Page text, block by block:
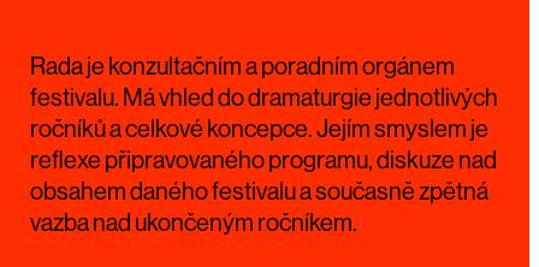
Rada je konzultačním a poradním orgánem
festivalu. Má vhled do dramaturgie jednotlivých
ročníků a celkové koncepce. Jejím smyslem je
reflexe připravovaného programu, diskuze nad
obsahem daného festivalu a současně zpětná
vazba nad ukončeným ročníkem.